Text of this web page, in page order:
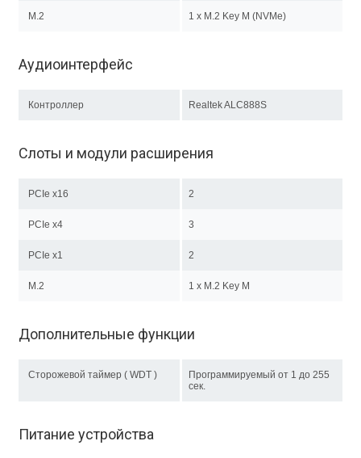
M.2 1 x M.2 Key M (NVMe)
Аудиоинтерфейс
Контроллер Realtek ALC888S
Слоты и модули расширения
PCIe x16 2
PCIe x4 3
PCIe x1 2
M.2 1 х M.2 Key М
Дополнительные функции
Сторожевой таймер ( WDT )
Программируемый от 1 до 255
сек.
Питание устройства